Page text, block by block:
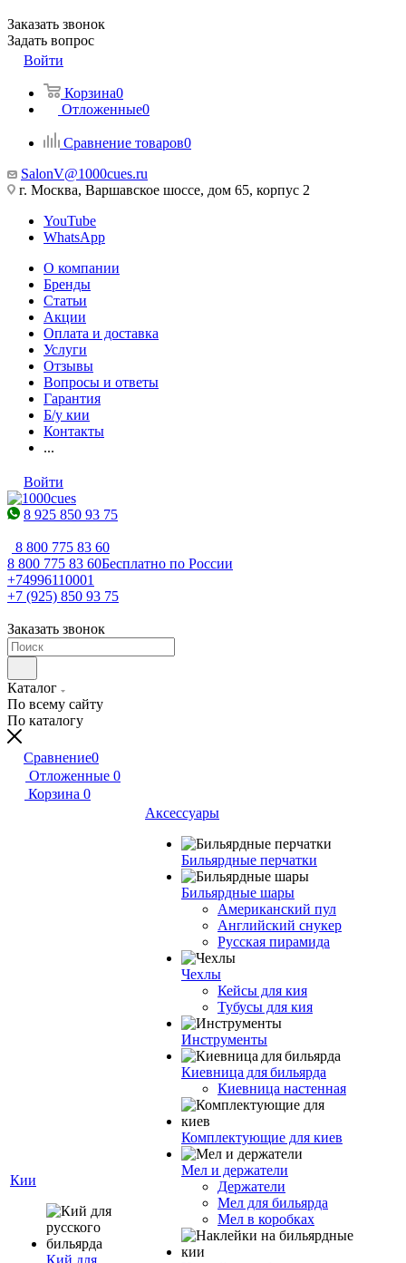
Заказать звонок
Задать вопрос
Войти
Корзина0
Отложенные0
Сравнение товаров0
SalonV@1000cues.ru
г. Москва, Варшавское шоссе, дом 65, корпус 2
YouTube
WhatsApp
О компании
Бренды
Статьи
Акции
Оплата и доставка
Услуги
Отзывы
Вопросы и ответы
Гарантия
Б/у кии
Контакты
...
Войти
8 925 850 93 75
8 800 775 83 60
8 800 775 83 60Бесплатно по России
+74996110001
+7 (925) 850 93 75
Заказать звонок
Каталог
По всему сайту
По каталогу
Сравнение0
Отложенные 0
Корзина 0
Кии
Кий для
Аксессуары
Бильярдные перчатки
Бильярдные шары
Американский пул
Английский снукер
Русская пирамида
Чехлы
Кейсы для кия
Тубусы для кия
Инструменты
Киевница для бильярда
Киевница настенная
Комплектующие для киев
Мел и держатели
Держатели
Мел для бильярда
Мел в коробках